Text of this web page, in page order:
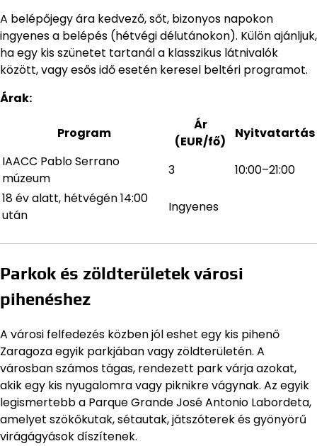
A belépőjegy ára kedvező, sőt, bizonyos napokon
ingyenes a belépés (hétvégi délutánokon). Külön ajánljuk,
ha egy kis szünetet tartanál a klasszikus látnivalók
között, vagy esős idő esetén keresel beltéri programot.
Árak:
Program
Ár
(EUR/fő)
Nyitvatartás
IAACC Pablo Serrano
múzeum
3
10:00–21:00
18 év alatt, hétvégén 14:00
után
Ingyenes
Parkok és zöldterületek városi
pihenéshez
A városi felfedezés közben jól eshet egy kis pihenő
Zaragoza egyik parkjában vagy zöldterületén. A
városban számos tágas, rendezett park várja azokat,
akik egy kis nyugalomra vagy piknikre vágynak. Az egyik
legismertebb a Parque Grande José Antonio Labordeta,
amelyet szökőkutak, sétautak, játszóterek és gyönyörű
virágágyások díszítenek.